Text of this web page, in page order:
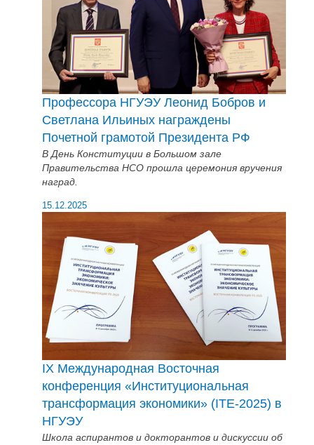
Профессора НГУЭУ Леонид Бобров и
Светлана Ильиных награждены
Почетной грамотой Президента РФ
В День Конституции в Большом зале
Правительства НСО прошла церемония вручения
наград.
15.12.2025
IX Международная Восточная
конференция «Институциональная
трансформация экономики» (ITE-2025) в
НГУЭУ
Школа аспирантов и докторантов и дискуссии об